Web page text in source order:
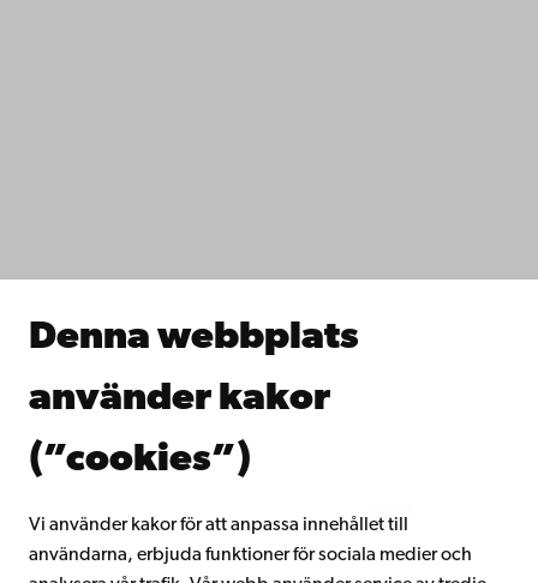
Denna webbplats
använder kakor
(”cookies”)
Vi använder kakor för att anpassa innehållet till
användarna, erbjuda funktioner för sociala medier och
Samarbeta med oss
Kontinuerligt lärande
Gå med i Åbo Akademis alumnnätverk
Intranätet